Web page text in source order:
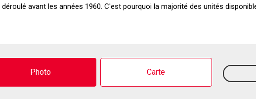
avant les années 1960. C'est pourquoi la majorité des unités
Photo Carte